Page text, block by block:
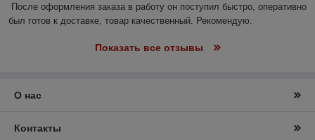
После оформления заказа в работу он поступил быстро, оперативно
был готов к доставке, товар качественный. Рекомендую.
Показать все отзывы
О нас
Контакты